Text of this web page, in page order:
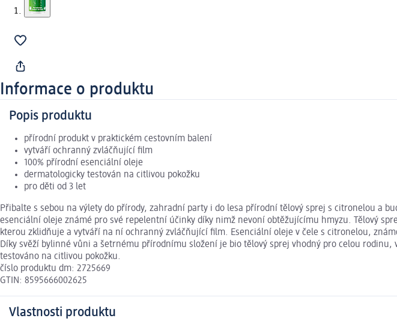
Informace o produktu
Popis produktu
přírodní produkt v praktickém cestovním balení
vytváří ochranný zvláčňující film
100% přírodní esenciální oleje
dermatologicky testován na citlivou pokožku
pro děti od 3 let
Přibalte s sebou na výlety do přírody, zahradní party i do lesa přírodní tělový sprej s citronelou a
esenciální oleje známé pro své repelentní účinky díky nimž nevoní obtěžujícímu hmyzu. Tělový
kterou zklidňuje a vytváří na ní ochranný zvláčňující film. Esenciální oleje v čele s citronelou,
Díky svěží bylinné vůni a šetrnému přírodnímu složení je bio tělový sprej vhodný pro celou
testováno na citlivou pokožku.
číslo produktu dm: 2725669
GTIN: 8595666002625
Vlastnosti produktu